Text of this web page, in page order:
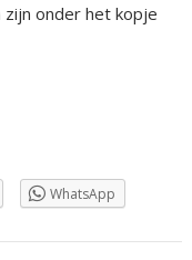
onder het kopje
WhatsApp